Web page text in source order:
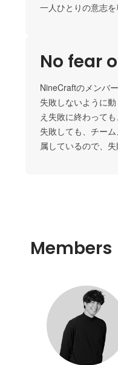
一人ひとりの意志
No fear
NineCraftのメンバ
失敗しないように
え失敗に終わって
失敗しても、チー
Members